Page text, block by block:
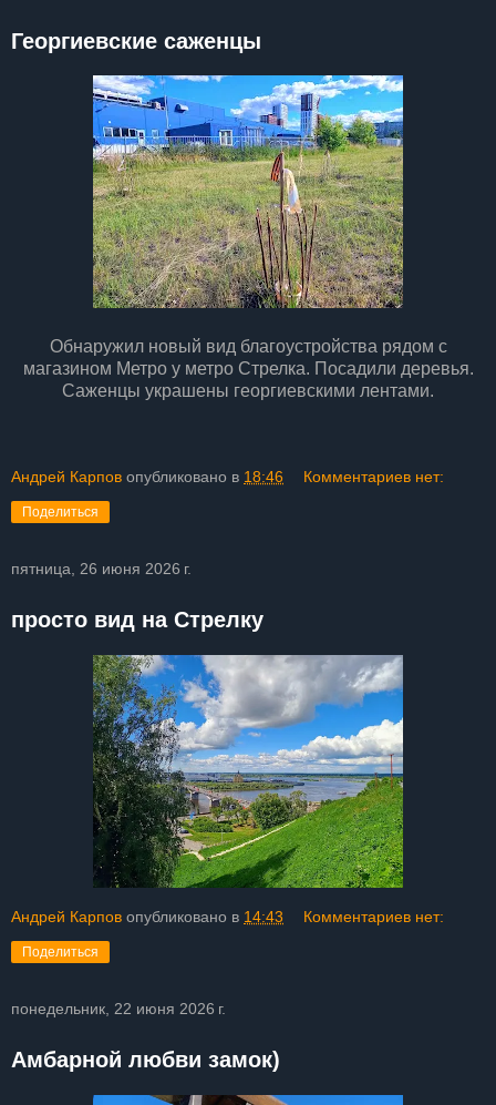
Георгиевские саженцы
Обнаружил новый вид благоустройства рядом с
магазином Метро у метро Стрелка. Посадили деревья.
Саженцы украшены георгиевскими лентами.
Андрей Карпов опубликовано в 18:46 Комментариев нет:
Поделиться
пятница, 26 июня 2026 г.
просто вид на Стрелку
Андрей Карпов опубликовано в 14:43 Комментариев нет:
Поделиться
понедельник, 22 июня 2026 г.
Амбарной любви замок)